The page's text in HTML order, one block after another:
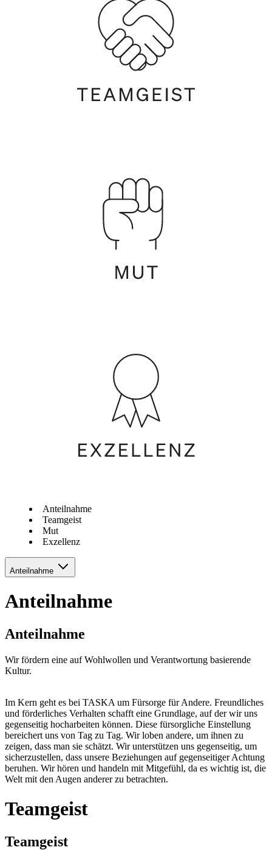
Anteilnahme
Teamgeist
Mut
Exzellenz
Anteilnahme
Anteilnahme
Anteilnahme
Wir fördern eine auf Wohlwollen und Verantwortung basierende
Kultur.
Im Kern geht es bei TASKA um Fürsorge für Andere. Freundliches
und förderliches Verhalten schafft eine Grundlage, auf der wir uns
gegenseitig hocharbeiten können. Diese fürsorgliche Einstellung
bereichert uns von Tag zu Tag. Wir loben andere, um ihnen zu
zeigen, dass man sie schätzt. Wir unterstützen uns gegenseitig, um
sicherzustellen, dass unsere Beziehungen auf gegenseitiger Achtung
beruhen. Wir hören und handeln mit Mitgefühl, da es wichtig ist, die
Welt mit den Augen anderer zu betrachten.
Teamgeist
Teamgeist